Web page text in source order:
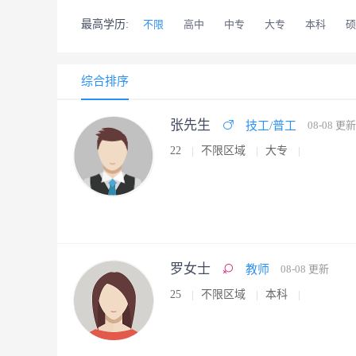
最高学历: 不限 高中 中专 大专 本科
综合排序
张先生 技工/普工 08-08 更新
22 不限区域 大专
罗女士 教师 08-08 更新
25 不限区域 本科